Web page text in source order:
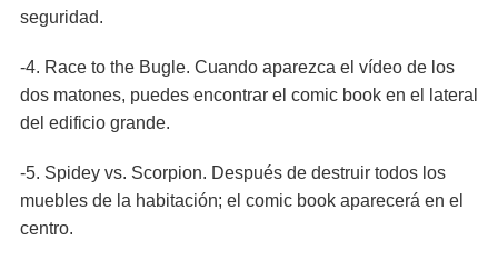
seguridad.
-4. Race to the Bugle. Cuando aparezca el vídeo de los
dos matones, puedes encontrar el comic book en el lateral
del edificio grande.
-5. Spidey vs. Scorpion. Después de destruir todos los
muebles de la habitación; el comic book aparecerá en el
centro.